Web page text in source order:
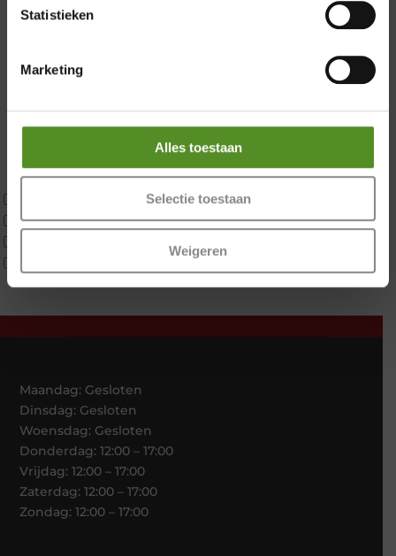
Statistieken
Marketing
Alles toestaan
Selectie toestaan
Weigeren
Maatvoering
2 personen split
Materiaal
Traagschuim
Tweepersoons 1 kern
Tweepersoons 1 kern product
Maandag: Gesloten
Dinsdag: Gesloten
Woensdag: Gesloten
Donderdag: 12:00 – 17:00
Vrijdag: 12:00 – 17:00
Zaterdag: 12:00 – 17:00
Zondag: 12:00 – 17:00
Zaterdag 12:00 – 17:00